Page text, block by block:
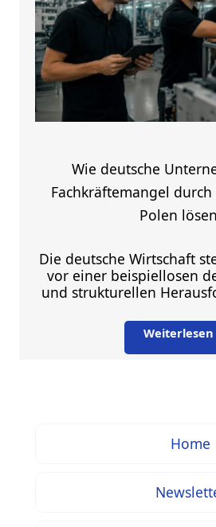
Wie deutsche
Fachkräftemangel
Polen lösen
Die deutsche Wirtschaft
vor einer beispiellosen
und strukturellen
Weiterlesen
Home